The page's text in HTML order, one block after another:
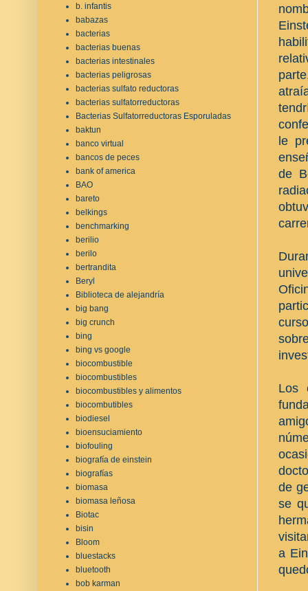
le
de
Los
de
se
a
b. infantis
babazas
bacterias
bacterias buenas
bacterias intestinales
bacterias peligrosas
bacterias sulfato reductoras
bacterias sulfatorreductoras
Bacterias Sulfatorreductoras Esporuladas
baktun
banco virtual
bancos de peces
bank of america
BAO
bareto
belkings
benchmarking
berilio
berilo
bertrandita
Beryl
Biblioteca de alejandría
big bang
big crunch
bing
bing vs google
biocombustible
biocombustibles
biocombustibles y alimentos
biocombutibles
biodiesel
bioensuciamiento
biofouling
biografía de einstein
biografías
biomasa
biomasa leñosa
Biotac
bisin
Bloom
bluestacks
bluetooth
bob karman